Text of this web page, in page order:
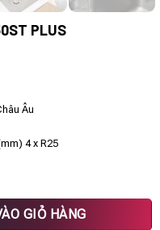
PLUS
₫.
Âu
4 x R25
lượngGIỎ HÀNG